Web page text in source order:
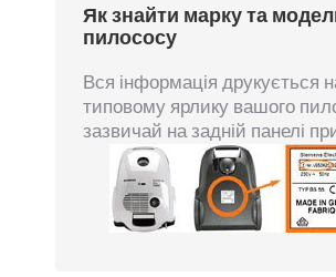
Як знайти марку та
пилососу
Вся інформація друкується
типовому ярлику вашого
зазвичай на задній панелі